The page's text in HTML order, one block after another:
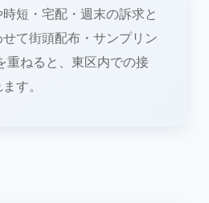
短・宅配・週末の訴求と
て街頭配布・サンプリン
重ねると、東区内での接
す。